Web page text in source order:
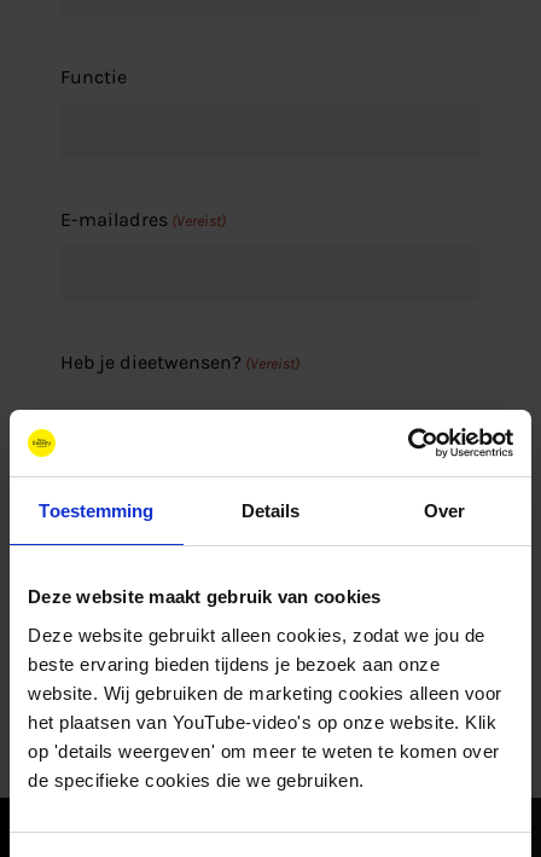
Toestemming Details Over
Deze website maakt gebruik van cookies
Deze website gebruikt alleen cookies, zodat we jou de
beste ervaring bieden tijdens je bezoek aan onze
website. Wij gebruiken de marketing cookies alleen voor
het plaatsen van YouTube-video's op onze website. Klik
op 'details weergeven' om meer te weten te komen over
de specifieke cookies die we gebruiken.
Functie
E-mailadres (Vereist)
Heb je dieetwensen? (Vereist)
Note: tijdens deze bijeenkomst serveren wij